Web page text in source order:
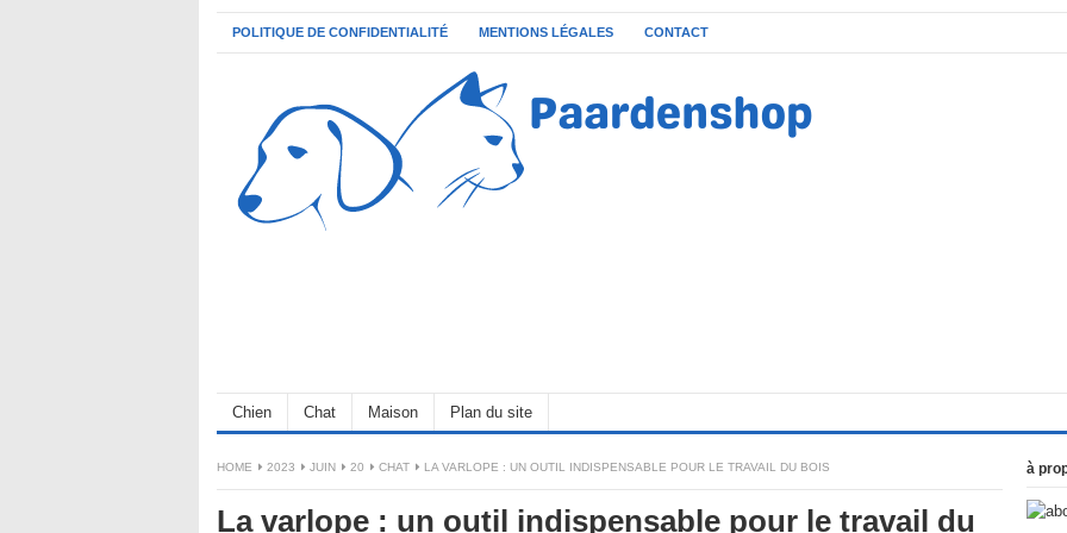
POLITIQUE DE CONFIDENTIALITÉ MENTIONS LÉGALES CONTACT
Chien Chat Maison Plan du site
HOME 2023 JUIN 20 CHAT LA VARLOPE : UN OUTIL INDISPENSABLE POUR LE TRAVAIL DU BOIS
La varlope : un outil indispensable pour le travail du
à